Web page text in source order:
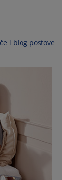
i blog postove